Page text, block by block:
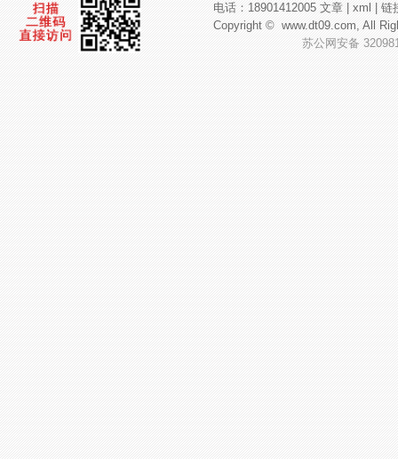
电话：18901412005 文章| xml
链
Copyright © www.dt09.com, All
苏公网安备